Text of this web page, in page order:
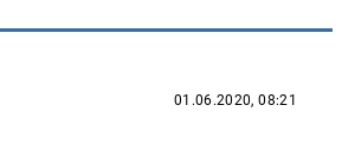
01.06.2020, 08:21